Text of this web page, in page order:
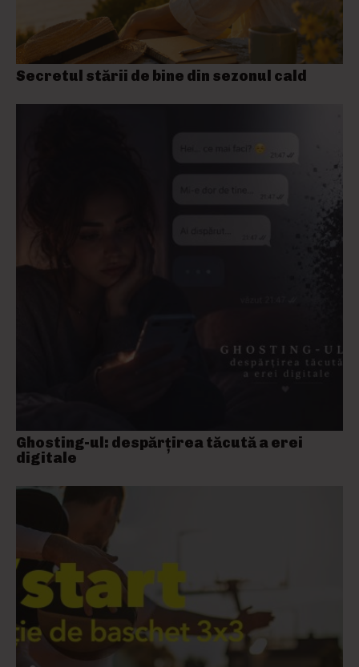
Secretul stării de bine din sezonul cald
Ghosting-ul: despărțirea tăcută a erei
digitale